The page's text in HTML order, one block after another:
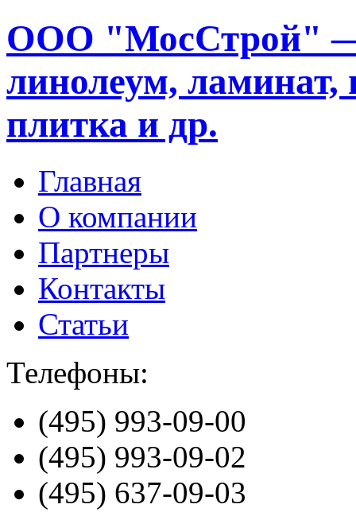
ООО "МосСтрой" —
линолеум, ламинат,
плитка и др.
Главная
О компании
Партнеры
Контакты
Статьи
Телефоны:
(495) 993-09-00
(495) 993-09-02
(495) 637-09-03